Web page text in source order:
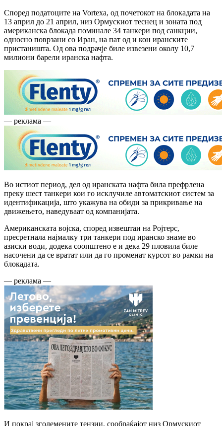
Според податоците на Vortexa, од почетокот на блокадата на
13 април до 21 април, низ Ормускиот теснец и зоната под
американска блокада поминале 34 танкери под санкции,
односно поврзани со Иран, на пат од и кон иранските
пристаништа. Од ова подрачје биле извезени околу 10,7
милиони барели иранска нафта.
— реклама —
Во истиот период, дел од иранската нафта била префрлена
преку шест танкери кои го исклучиле автоматскиот систем за
идентификација, што укажува на обиди за прикривање на
движењето, наведуваат од компанијата.
Американската војска, според извештаи на Ројтерс,
пресретнала најмалку три танкери под иранско знаме во
азиски води, додека соопштено е и дека 29 пловила биле
насочени да се вратат или да го променат курсот во рамки на
блокадата.
— реклама —
И покрај зголемените тензии, сообраќајот низ Ормускиот